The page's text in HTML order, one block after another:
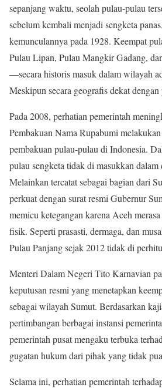
sepanjang waktu, seolah pulau-pulau
sebelum kembali menjadi sengketa
kemunculannya pada 1928. Keempat
Pulau Lipan, Pulau Mangkir Gadang,
—secara historis masuk dalam wilayah
Meskipun secara geografis dekat
Pada 2008, perhatian pemerintah
Pembakuan Nama Rupabumi
pembakuan pulau-pulau di Indonesia.
pulau sengketa tidak di masukkan
Melainkan tercatat sebagai bagian dari
perkuat dengan surat resmi Gubernur
memicu ketegangan karena Aceh
fisik. Seperti prasasti, dermaga, dan
Pulau Panjang sejak 2012 tidak di
Menteri Dalam Negeri Tito Karnavian
keputusan resmi yang menetapkan
sebagai wilayah Sumut. Berdasarkan
pertimbangan berbagai instansi
pemerintah pusat mengaku terbuka
gugatan hukum dari pihak yang tidak
Selama ini, perhatian pemerintah